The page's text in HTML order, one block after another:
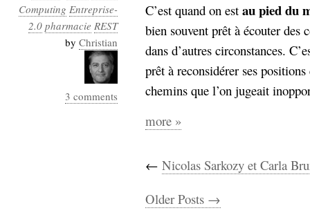
Computing Entreprise-
2.0 pharmacie REST
by Christian
3 comments
C’est quand on est au pied du
bien souvent prêt à écouter des
dans d’autres circonstances.
prêt à reconsidérer ses
chemins que l’on jugeait
more »
← Nicolas Sarkozy et Carla
Older Posts →